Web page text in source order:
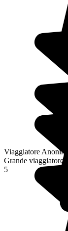
Viaggiatore Anonimo
Grande viaggiatore
5